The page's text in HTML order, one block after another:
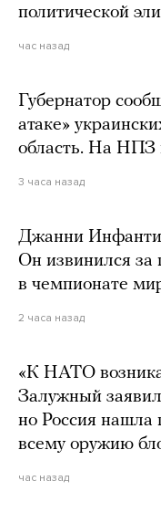
политической
час назад
Губернатор
атаке»
область. На НПЗ
3 часа назад
Джанни
Он извинился
в чемпионате
2 часа назад
«К НАТО
Залужный
но Россия нашла
всему оружию
час назад